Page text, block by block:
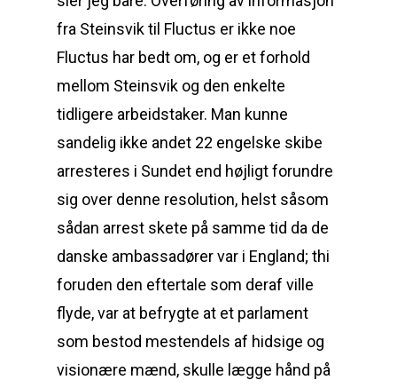
fra Steinsvik til Fluctus er ikke noe
Fluctus har bedt om, og er et forhold
mellom Steinsvik og den enkelte
tidligere arbeidstaker. Man kunne
sandelig ikke andet 22 engelske skibe
arresteres i Sundet end højligt forundre
sig over denne resolution, helst såsom
sådan arrest skete på samme tid da de
danske ambassadører var i England; thi
foruden den eftertale som deraf ville
flyde, var at befrygte at et parlament
som bestod mestendels af hidsige og
visionære mænd, skulle lægge hånd på